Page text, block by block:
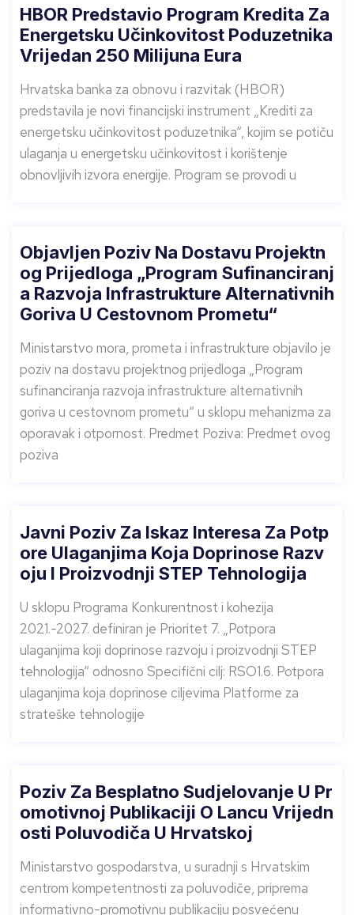
HBOR Predstavio Program Kredita Za
Energetsku Učinkovitost Poduzetnika
Vrijedan 250 Milijuna Eura
Hrvatska banka za obnovu i razvitak (HBOR)
predstavila je novi financijski instrument „Krediti za
energetsku učinkovitost poduzetnika“, kojim se potiču
ulaganja u energetsku učinkovitost i korištenje
obnovljivih izvora energije. Program se provodi u
Objavljen Poziv Na Dostavu Projektn
Og Prijedloga „Program Sufinanciranj
A Razvoja Infrastrukture Alternativnih
Goriva U Cestovnom Prometu“
Ministarstvo mora, prometa i infrastrukture objavilo je
poziv na dostavu projektnog prijedloga „Program
sufinanciranja razvoja infrastrukture alternativnih
goriva u cestovnom prometu“ u sklopu mehanizma za
oporavak i otpornost. Predmet Poziva: Predmet ovog
poziva
Javni Poziv Za Iskaz Interesa Za Potp
Ore Ulaganjima Koja Doprinose Razv
Oju I Proizvodnji STEP Tehnologija
U sklopu Programa Konkurentnost i kohezija
2021.-2027. definiran je Prioritet 7. „Potpora
ulaganjima koji doprinose razvoju i proizvodnji STEP
tehnologija“ odnosno Specifični cilj: RSO1.6. Potpora
ulaganjima koja doprinose ciljevima Platforme za
strateške tehnologije
Poziv Za Besplatno Sudjelovanje U Pr
Omotivnoj Publikaciji O Lancu Vrijedn
Osti Poluvodiča U Hrvatskoj
Ministarstvo gospodarstva, u suradnji s Hrvatskim
centrom kompetentnosti za poluvodiče, priprema
informativno-promotivnu publikaciju posvećenu